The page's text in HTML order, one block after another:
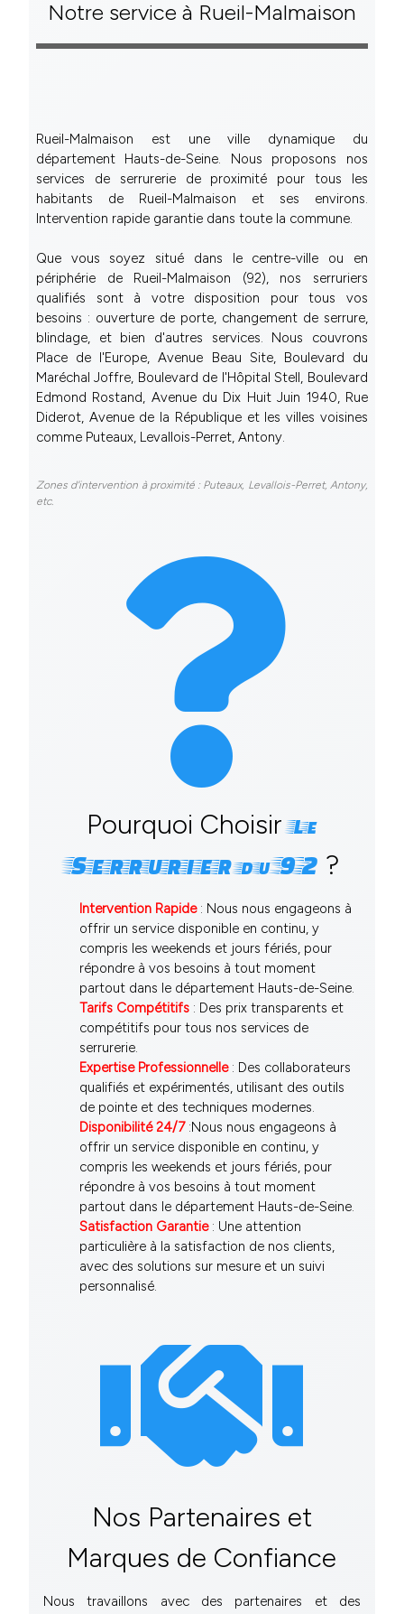
Notre service à Rueil-Malmaison
Rueil-Malmaison est une ville dynamique du
département Hauts-de-Seine. Nous proposons nos
services de serrurerie de proximité pour tous les
habitants de Rueil-Malmaison et ses environs.
Intervention rapide garantie dans toute la commune.
Que vous soyez situé dans le centre-ville ou en
périphérie de Rueil-Malmaison (92), nos serruriers
qualifiés sont à votre disposition pour tous vos
besoins : ouverture de porte, changement de serrure,
blindage, et bien d'autres services. Nous couvrons
Place de l'Europe, Avenue Beau Site, Boulevard du
Maréchal Joffre, Boulevard de l'Hôpital Stell, Boulevard
Edmond Rostand, Avenue du Dix Huit Juin 1940, Rue
Diderot, Avenue de la République et les villes voisines
comme Puteaux, Levallois-Perret, Antony.
Zones d'intervention à proximité : Puteaux, Levallois-Perret, Antony,
etc.
Pourquoi ChoisirLe
Serrurierdu92 ?
Intervention Rapide: Nous nous engageons à
offrir un service disponible en continu, y
compris les weekends et jours fériés, pour
répondre à vos besoins à tout moment
partout dans le département Hauts-de-Seine.
Tarifs Compétitifs : Des prix transparents et
compétitifs pour tous nos services de
serrurerie.
Expertise Professionnelle: Des collaborateurs
qualifiés et expérimentés, utilisant des outils
de pointe et des techniques modernes.
Disponibilité 24/7:Nous nous engageons à
offrir un service disponible en continu, y
compris les weekends et jours fériés, pour
répondre à vos besoins à tout moment
partout dans le département Hauts-de-Seine.
Satisfaction Garantie: Une attention
particulière à la satisfaction de nos clients,
avec des solutions sur mesure et un suivi
personnalisé.
Nos Partenaires et
Marques de Confiance
Nous travaillons avec des partenaires et des